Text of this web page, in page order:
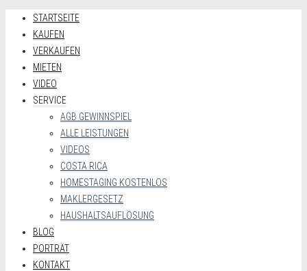
STARTSEITE
KAUFEN
VERKAUFEN
MIETEN
VIDEO
SERVICE
AGB GEWINNSPIEL
ALLE LEISTUNGEN
VIDEOS
COSTA RICA
HOMESTAGING KOSTENLOS
MAKLERGESETZ
HAUSHALTSAUFLÖSUNG
BLOG
PORTRÄT
KONTAKT